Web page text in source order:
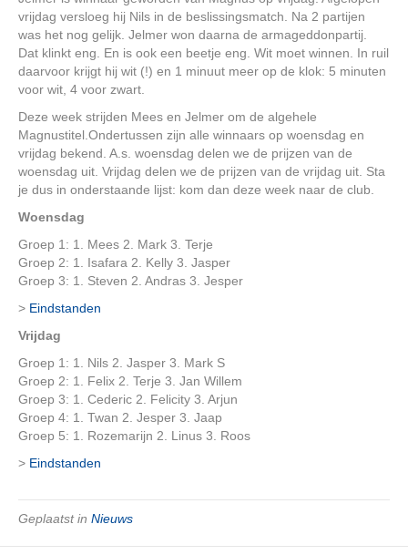
vrijdag versloeg hij Nils in de beslissingsmatch. Na 2 partijen
was het nog gelijk. Jelmer won daarna de armageddonpartij.
Dat klinkt eng. En is ook een beetje eng. Wit moet winnen. In ruil
daarvoor krijgt hij wit (!) en 1 minuut meer op de klok: 5 minuten
voor wit, 4 voor zwart.
Deze week strijden Mees en Jelmer om de algehele
Magnustitel. Ondertussen zijn alle winnaars op woensdag en
vrijdag bekend. A.s. woensdag delen we de prijzen van de
woensdag uit. Vrijdag delen we de prijzen van de vrijdag uit. Sta
je dus in onderstaande lijst: kom dan deze week naar de club.
Woensdag
Groep 1: 1. Mees 2. Mark 3. Terje
Groep 2: 1. Isafara 2. Kelly 3. Jasper
Groep 3: 1. Steven 2. Andras 3. Jesper
> Eindstanden
Vrijdag
Groep 1: 1. Nils 2. Jasper 3. Mark S
Groep 2: 1. Felix 2. Terje 3. Jan Willem
Groep 3: 1. Cederic 2. Felicity 3. Arjun
Groep 4: 1. Twan 2. Jesper 3. Jaap
Groep 5: 1. Rozemarijn 2. Linus 3. Roos
> Eindstanden
Geplaatst in Nieuws